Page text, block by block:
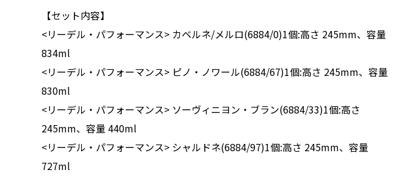
【セット内容】
<リーデル・パフォーマンス> カベルネ/メルロ(6884/0)1個:高さ 245mm、容量
834ml
<リーデル・パフォーマンス> ピノ・ノワール(6884/67)1個:高さ 245mm、容量
830ml
<リーデル・パフォーマンス> ソーヴィニヨン・ブラン(6884/33)1個:高さ
245mm、容量 440ml
<リーデル・パフォーマンス> シャルドネ(6884/97)1個:高さ 245mm、容量
727ml